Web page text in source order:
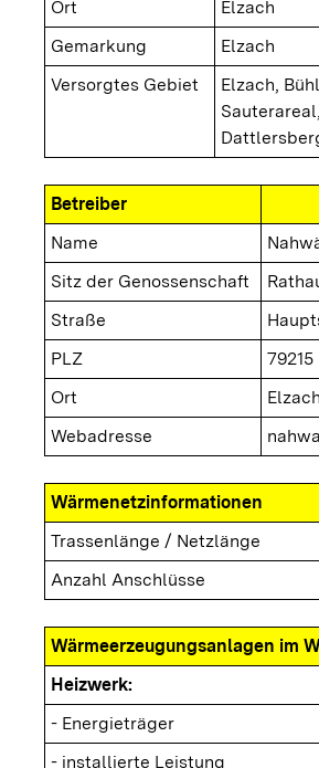
Ort
Elzach
Gemarkung
Elzach
Versorgtes Gebiet
Elzach,
Betreiber
Name
Sitz der Genossenschaft
Straße
PLZ
79215
Ort
Elzach
Webadresse
Wärmenetzinformationen
Trassenlänge / Netzlänge
Anzahl Anschlüsse
Wärmeerzeugungsanlagen im
Heizwerk:
- Energieträger
- installierte Leistung